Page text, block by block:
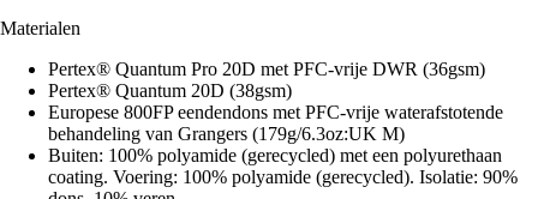
Materialen
Pertex® Quantum Pro 20D met PFC-vrije DWR (36gsm)
Pertex® Quantum 20D (38gsm)
Europese 800FP eendendons met PFC-vrije waterafstotende
behandeling van Grangers (179g/6.3oz:UK M)
Buiten: 100% polyamide (gerecycled) met een polyurethaan
coating. Voering: 100% polyamide (gerecycled). Isolatie: 90%